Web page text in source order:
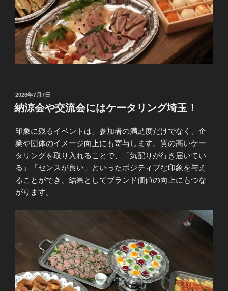
投
稿
日:
2026年7月7日
納涼会や交流会にはケータリング埼玉！
印象に残るイベントは、参加者の満足度だけでなく、企
業や団体のイメージ向上にも寄与します。質の高いケー
タリングを取り入れることで、「気配りが行き届いてい
る」「センスが良い」といったポジティブな印象を与え
ることができ、結果としてブランド価値の向上にもつな
がります。